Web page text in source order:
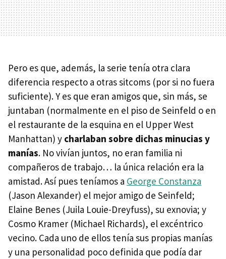
Pero es que, además, la serie tenía otra clara
diferencia respecto a otras sitcoms (por si no fuera
suficiente). Y es que eran amigos que, sin más, se
juntaban (normalmente en el piso de Seinfeld o en
el restaurante de la esquina en el Upper West
Manhattan) y charlaban sobre dichas minucias y
manías. No vivían juntos, no eran familia ni
compañeros de trabajo… la única relación era la
amistad. Así pues teníamos a George Constanza
(Jason Alexander) el mejor amigo de Seinfeld;
Elaine Benes (Juila Louie-Dreyfuss), su exnovia; y
Cosmo Kramer (Michael Richards), el excéntrico
vecino. Cada uno de ellos tenía sus propias manías
y una personalidad poco definida que podía dar